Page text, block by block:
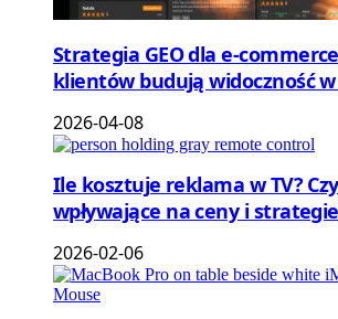
Strategia GEO dla e-
klientów budują widoczność w
2026-04-08
Ile kosztuje reklama w TV?
wpływające na ceny i
2026-02-06